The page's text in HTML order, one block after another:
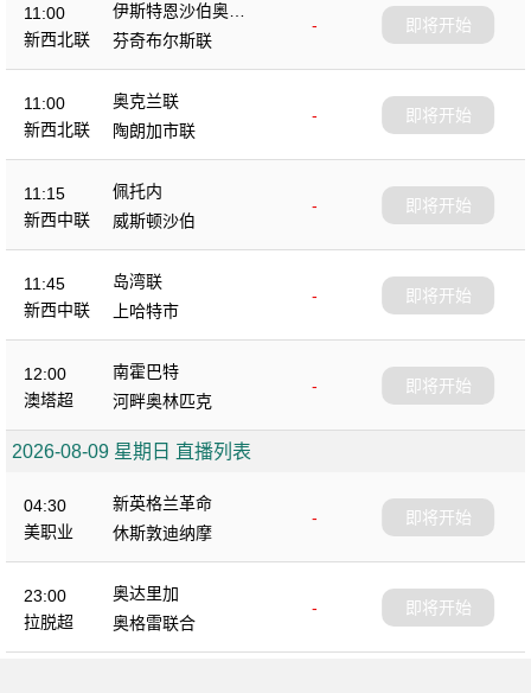
11:00
新西北联
伊斯特恩沙伯奥克
兰
-
芬奇布尔斯联
即将开始
11:00
新西北联
奥克兰联
-
陶朗加市联
即将开始
11:15
新西中联
佩托内
-
威斯顿沙伯
即将开始
11:45
新西中联
岛湾联
-
上哈特市
即将开始
12:00
澳塔超
南霍巴特
-
河畔奥林匹克
即将开始
2026-08-09 星期日 直播列表
04:30
美职业
新英格兰革命
-
休斯敦迪纳摩
即将开始
23:00
拉脱超
奥达里加
-
奥格雷联合
即将开始